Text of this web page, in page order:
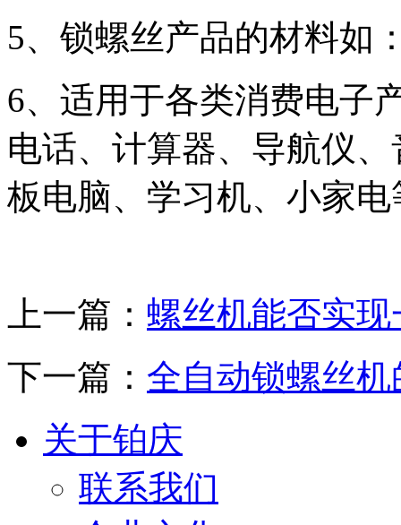
5、锁螺丝产品的材料如
6、适用于各类消费电子
电话、计算器、导航仪
板电脑、学习机、小家电
上一篇： 螺丝机能否实
下一篇： 全自动锁螺丝
关于铂庆
联系我们